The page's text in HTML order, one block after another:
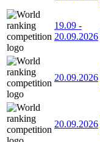
19.09 -
20.09.2026
20.09.2026
20.09.2026